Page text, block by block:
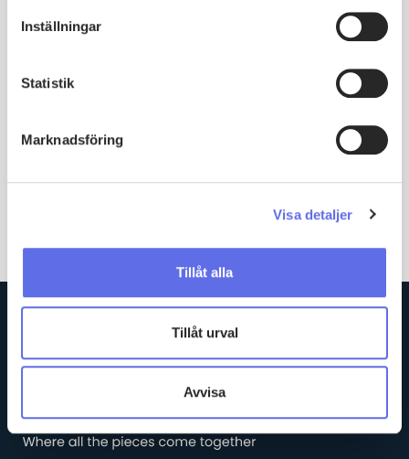
Inställningar
Statistik
Marknadsföring
Visa detaljer
Tillåt alla
Tillåt urval
Avvisa